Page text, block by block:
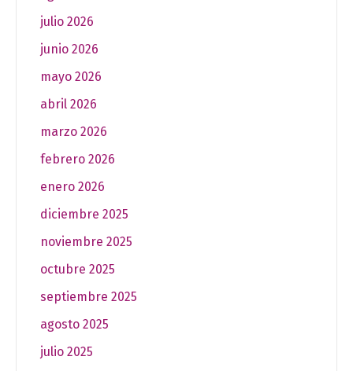
julio 2026
junio 2026
mayo 2026
abril 2026
marzo 2026
febrero 2026
enero 2026
diciembre 2025
noviembre 2025
octubre 2025
septiembre 2025
agosto 2025
julio 2025